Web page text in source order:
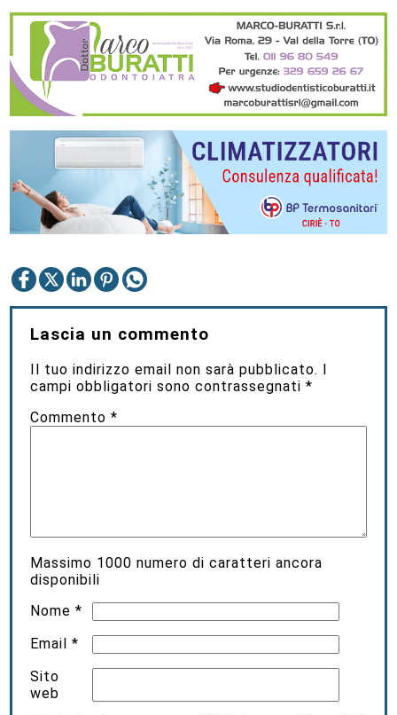
Lascia un commento
Il tuo indirizzo email non sarà pubblicato. I
campi obbligatori sono contrassegnati*
Commento*
Massimo 1000 numero di caratteri ancora
disponibili
Nome*
Email*
Sito
web